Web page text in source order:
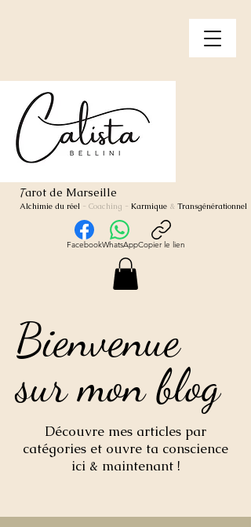
Tarot de Marseille
Alchimie du réel - Coaching - Karmique & Transgénérationnel
FacebookWhatsAppCopier le lien
Bienvenue
sur mon blog
Bienvenue
sur mon blog
Découvre mes articles par
catégories et ouvre ta conscience
ici & maintenant !